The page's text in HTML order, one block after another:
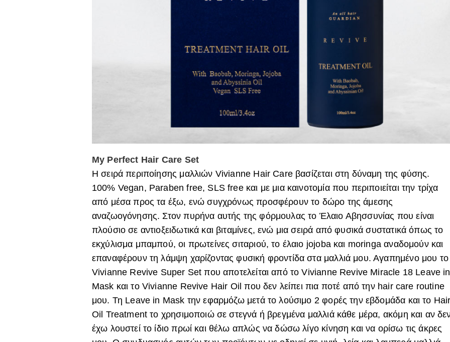
My Perfect Hair Care Set
Η σειρά περιποίησης μαλλιών Vivianne Hair Care βασίζεται στη δύναμη της φύσης.
100% Vegan, Paraben free, SLS free και με μια καινοτομία που περιποιείται την τρίχα
από μέσα προς τα έξω, ενώ συγχρόνως προσφέρουν το δώρο της άμεσης
αναζωογόνησης. Στον πυρήνα αυτής της φόρμουλας το Έλαιο Αβησσυνίας που είναι
πλούσιο σε αντιοξειδωτικά και βιταμίνες, ενώ μια σειρά από φυσικά συστατικά όπως το
εκχύλισμα μπαμπού, οι πρωτείνες σιταριού, το έλαιο jojoba και moringa αναδομούν και
επαναφέρουν τη λάμψη χαρίζοντας φυσική φροντίδα στα μαλλιά μου. Αγαπημένο μου το
Vivianne Revive Super Set που αποτελείται από το Vivianne Revive Miracle 18 Leave in
Mask και το Vivianne Revive Hair Oil που δεν λείπει πια ποτέ από την hair care routine
μου. Τη Leave in Mask την εφαρμόζω μετά το λούσιμο 2 φορές την εβδομάδα και το
Oil Treatment το χρησιμοποιώ σε στεγνά ή βρεγμένα μαλλιά κάθε μέρα, ακόμη και αν
έχω λουστεί το ίδιο πρωί και θέλω απλώς να δώσω λίγο κίνηση και να ορίσω τις άκρες